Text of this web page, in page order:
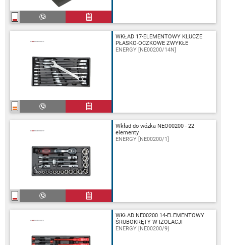
WKŁAD 17-ELEMENTOWY KLUCZE
PŁASKO-OCZKOWE ZWYKŁE
ENERGY [NE00200/14N]
Wkład do wózka NEO00200 - 22
elementy
ENERGY [NE00200/1]
WKŁAD NE00200 14-ELEMENTOWY
ŚRUBOKRĘTY W IZOLACJI
ENERGY [NE00200/9]